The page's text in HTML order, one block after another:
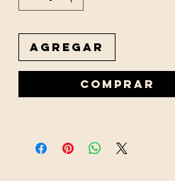
Agregar
Comprar